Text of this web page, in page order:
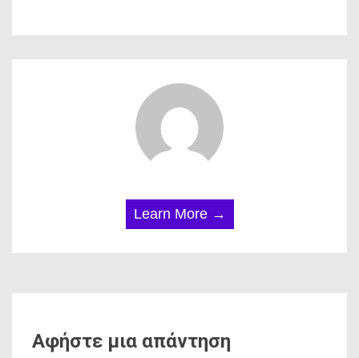
Learn More →
Αφήστε μια απάντηση